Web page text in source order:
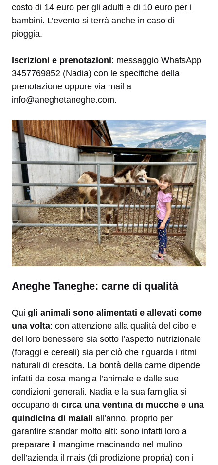
costo di 14 euro per gli adulti e di 10 euro per i
bambini. L’evento si terrà anche in caso di
pioggia.
Iscrizioni e prenotazioni: messaggio WhatsApp
3457769852 (Nadia) con le specifiche della
prenotazione oppure via mail a
info@aneghetaneghe.com.
Aneghe Taneghe: carne di qualità
Qui gli animali sono alimentati e allevati come
una volta: con attenzione alla qualità del cibo e
del loro benessere sia sotto l’aspetto nutrizionale
(foraggi e cereali) sia per ciò che riguarda i ritmi
naturali di crescita. La bontà della carne dipende
infatti da cosa mangia l’animale e dalle sue
condizioni generali. Nadia e la sua famiglia si
occupano di circa una ventina di mucche e una
quindicina di maiali all’anno, proprio per
garantire standar molto alti: sono infatti loro a
preparare il mangime macinando nel mulino
dell’azienda il mais (di prodizione propria) con i